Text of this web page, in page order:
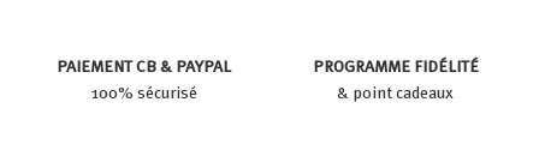
PAIEMENT CB & PAYPAL
100% sécurisé
PROGRAMME FIDÉLITÉ
& point cadeaux